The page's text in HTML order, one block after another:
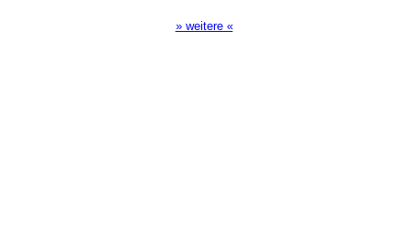
» weitere «